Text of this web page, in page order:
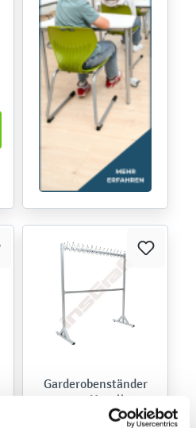
Garderobenständer
aus Metall